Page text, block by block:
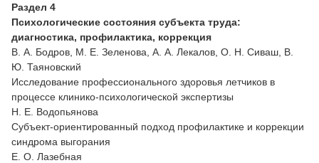
Раздел 4
Психологические состояния субъекта труда:
диагностика, профилактика, коррекция
В. А. Бодров, М. Е. Зеленова, А. А. Лекалов, О. Н. Сиваш, В.
Ю. Таяновский
Исследование профессионального здоровья летчиков в
процессе клинико-психологической экспертизы
Н. Е. Водопьянова
Субъект-ориентированный подход профилактике и коррекции
синдрома выгорания
Е. О. Лазебная